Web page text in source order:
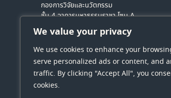
We value your privacy
We use cookies to enhance your
serve personalized ads or content, and
traffic. By clicking "Accept All", you
cookies.
กองการวิจัยและนวัตกรรม
ชั้น 4 อาคารมหาธรรมราชา โซน A
มหาวิทยาลัยนเรศวร 99 หมู่ 9 ตำบลท่าโพธิ์
อำเภอเมืองพิษณุโลก จังหวัดพิษณุโลก
รหัสไปรษณีย์ 65000
โทรศัพท์ : 0-5596- 8641
Email: dri-nu@nu.ac.th